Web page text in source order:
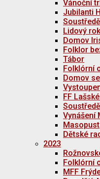
Vánoční
Jubilanti
Lidový
Domov
Folklor
Tábor
Folklórní
Domov
FF
Vynášení
Masopust
Dětské
2023
Folklórní
MFF